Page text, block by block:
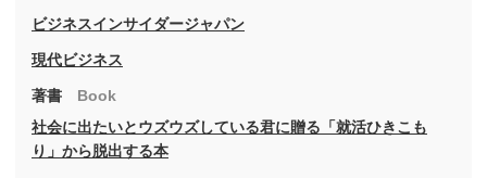
ビジネスインサイダージャパン
現代ビジネス
著書
Book
社会に出たいとウズウズしている君に贈る「就活ひきこも
り」から脱出する本